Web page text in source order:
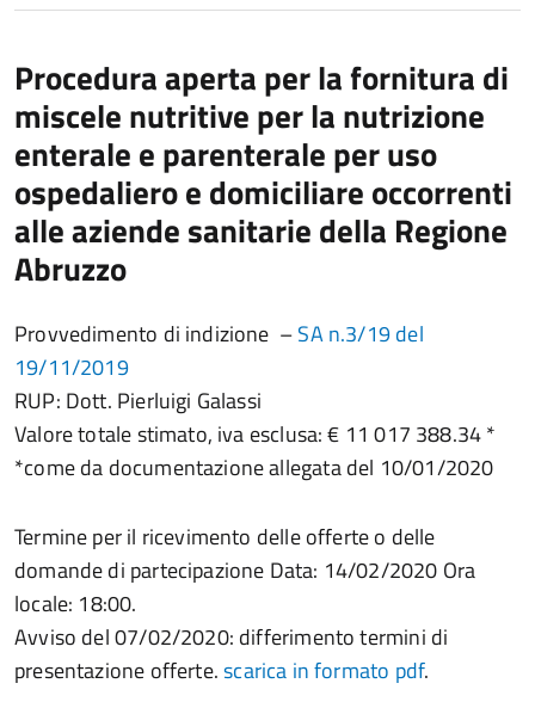
Procedura aperta per la fornitura di
miscele nutritive per la nutrizione
enterale e parenterale per uso
ospedaliero e domiciliare occorrenti
alle aziende sanitarie della Regione
Abruzzo
Provvedimento di indizione –SA n.3/19 del
19/11/2019
RUP: Dott. Pierluigi Galassi
Valore totale stimato, iva esclusa: € 11 017 388.34 *
*come da documentazione allegata del 10/01/2020
Termine per il ricevimento delle offerte o delle
domande di partecipazione Data: 14/02/2020 Ora
locale: 18:00.
Avviso del 07/02/2020: differimento termini di
presentazione offerte.scarica in formato pdf.